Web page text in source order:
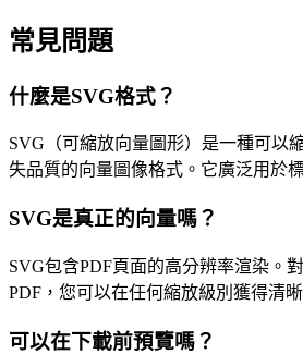
常見問題
什麼是SVG格式？
SVG（可縮放向量圖形）是一種可以
失品質的向量圖像格式。它廣泛用於
SVG是真正的向量嗎？
SVG包含PDF頁面的高分辨率渲染。
PDF，您可以在任何縮放級別獲得清
可以在下載前預覽嗎？